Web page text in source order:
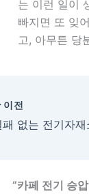
는 이런 일이
빠지면 또 잊
고, 아무튼 당
이전
“카페 전기 승